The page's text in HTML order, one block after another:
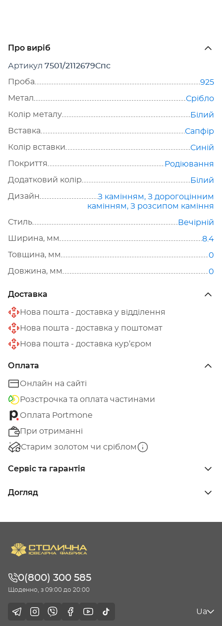
Про виріб
Артикул 7501/2112679Спс
Проба
925
Метал
Срібло
Колір металу
Білий
Вставка
Сапфір
Колір вставки
Синій
Покриття
Родіювання
Додатковий колір
Білий
Дизайн
З камінням, З дорогоцінним
камінням, З розсипом каміння
Стиль
Вечірній
Ширина, мм
8.4
Товщина, мм
0
Довжина, мм
0
Доставка
Нова пошта - доставка у відділення
Нова пошта - доставка у поштомат
Нова пошта - доставка кур’єром
Оплата
Онлайн на сайті
Розстрочка та оплата частинами
Оплата Portmone
При отриманні
Старим золотом чи сріблом
Сервіс та гарантія
Догляд
0(800) 300 585
Щоденно, з 09:00 до 20:00
Ua